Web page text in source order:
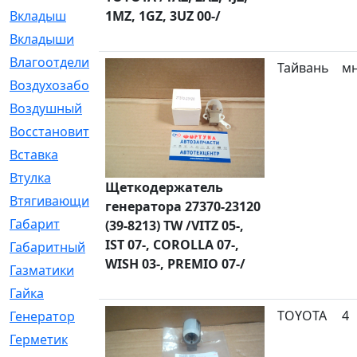
Вкладыш
[41]
Вкладыши
Влагоотделитель
[2]
Воздухозаборник
[2]
Воздушный
[1]
Восстановительный
Вставка
Втулка
[1875]
Втягивающий
[22]
Габарит
[286]
Габаритный
[6]
Газматики
[117]
Гайка
Генератор
[148]
Герметик
[15]
1MZ, 1GZ, 3UZ 00-/
Щеткодержатель
генератора 27370-23120
(39-8213) TW /VITZ 05-,
IST 07-, COROLLA 07-,
WISH 03-, PREMIO 07-/
Тайвань
TOYOTA 4